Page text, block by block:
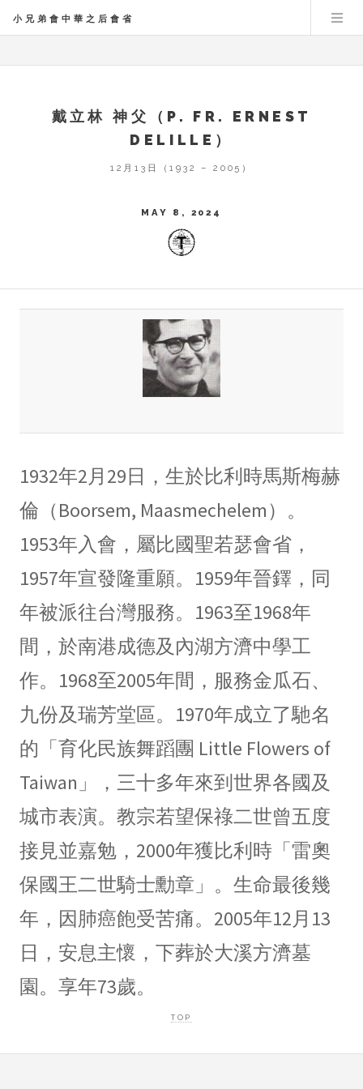
小兄弟會中華之后會省
戴立林 神父（P. FR. ERNEST
DELILLE）
12月13日（1932 – 2005）
MAY 8, 2024
1932年2月29日，生於比利時馬斯梅赫
倫（Boorsem, Maasmechelem）。
1953年入會，屬比國聖若瑟會省，
1957年宣發隆重願。1959年晉鐸，同
年被派往台灣服務。1963至1968年
間，於南港成德及內湖方濟中學工
作。1968至2005年間，服務金瓜石、
九份及瑞芳堂區。1970年成立了馳名
的「育化民族舞蹈團 Little Flowers of
Taiwan」，三十多年來到世界各國及
城市表演。教宗若望保祿二世曾五度
接見並嘉勉，2000年獲比利時「雷奧
保國王二世騎士勳章」。生命最後幾
年，因肺癌飽受苦痛。2005年12月13
日，安息主懷，下葬於大溪方濟墓
園。享年73歲。
TOP